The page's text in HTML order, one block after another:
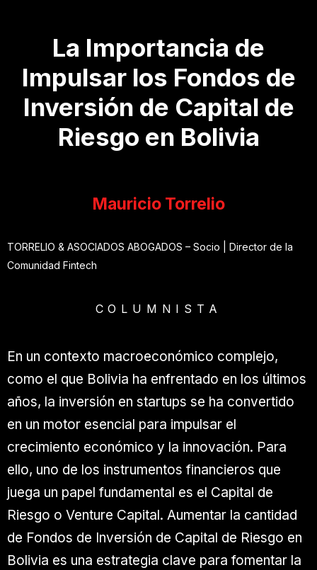
La Importancia de
Impulsar los Fondos de
Inversión de Capital de
Riesgo en Bolivia
Mauricio Torrelio
TORRELIO & ASOCIADOS ABOGADOS – Socio | Director de la
Comunidad Fintech
COLUMNISTA
En un contexto macroeconómico complejo,
como el que Bolivia ha enfrentado en los últimos
años, la inversión en startups se ha convertido
en un motor esencial para impulsar el
crecimiento económico y la innovación. Para
ello, uno de los instrumentos financieros que
juega un papel fundamental es el Capital de
Riesgo o Venture Capital. Aumentar la cantidad
de Fondos de Inversión de Capital de Riesgo en
Bolivia es una estrategia clave para fomentar la